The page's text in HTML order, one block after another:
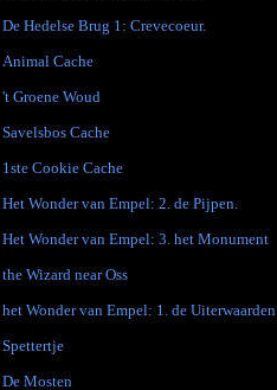
De Hedelse Brug 1: Crevecoeur.
Animal Cache
't Groene Woud
Savelsbos Cache
1ste Cookie Cache
Het Wonder van Empel: 2. de Pijpen.
Het Wonder van Empel: 3. het Monument
the Wizard near Oss
het Wonder van Empel: 1. de Uiterwaarden
Spettertje
De Mosten